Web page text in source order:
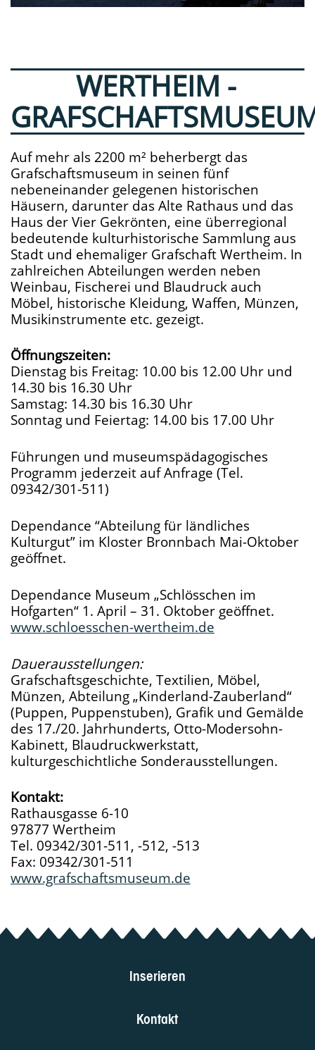
WERTHEIM -
Auf mehr als 2200 m² beherbergt das
Grafschaftsmuseum in seinen fünf
nebeneinander gelegenen historischen
Häusern, darunter das Alte Rathaus und das
Haus der Vier Gekrönten, eine überregional
bedeutende kulturhistorische Sammlung aus
Stadt und ehemaliger Grafschaft Wertheim. In
zahlreichen Abteilungen werden neben
Weinbau, Fischerei und Blaudruck auch
Möbel, historische Kleidung, Waffen, Münzen,
Musikinstrumente etc. gezeigt.
Öffnungszeiten:
Dienstag bis Freitag: 10.00 bis 12.00 Uhr und
14.30 bis 16.30 Uhr
Samstag: 14.30 bis 16.30 Uhr
Sonntag und Feiertag: 14.00 bis 17.00 Uhr
Führungen und museumspädagogisches
Programm jederzeit auf Anfrage (Tel.
09342/301-511)
Dependance “Abteilung für ländliches
Kulturgut” im Kloster Bronnbach Mai-Oktober
geöffnet.
Dependance Museum „Schlösschen im
Hofgarten“ 1. April – 31. Oktober geöffnet.
www.schloesschen-wertheim.de
Dauerausstellungen:
Grafschaftsgeschichte, Textilien, Möbel,
Münzen, Abteilung „Kinderland-Zauberland“
(Puppen, Puppenstuben), Grafik und Gemälde
des 17./20. Jahrhunderts, Otto-Modersohn-
Kabinett, Blaudruckwerkstatt,
kulturgeschichtliche Sonderausstellungen.
Kontakt:
Rathausgasse 6-10
97877 Wertheim
Tel. 09342/301-511, -512, -513
Fax: 09342/301-511
www.grafschaftsmuseum.de
Inserieren
Kontakt